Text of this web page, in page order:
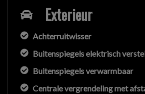
Exterieur
Achterruitwisser
Buitenspiegels elektrisch
Buitenspiegels verwarmbaar
Centrale vergrendeling met